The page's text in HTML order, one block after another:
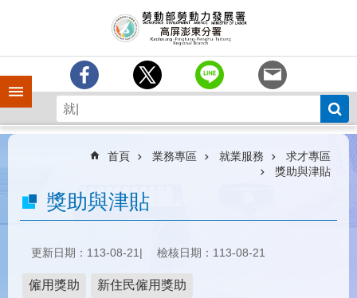
手機側欄
中
分
簡
務
首頁 業務專區 就業服務
求才專區
獎助與津貼
獎助與津貼
更新日期：113-08-21 檢核日期：113-08-21
僱用獎助 新住民僱用獎助